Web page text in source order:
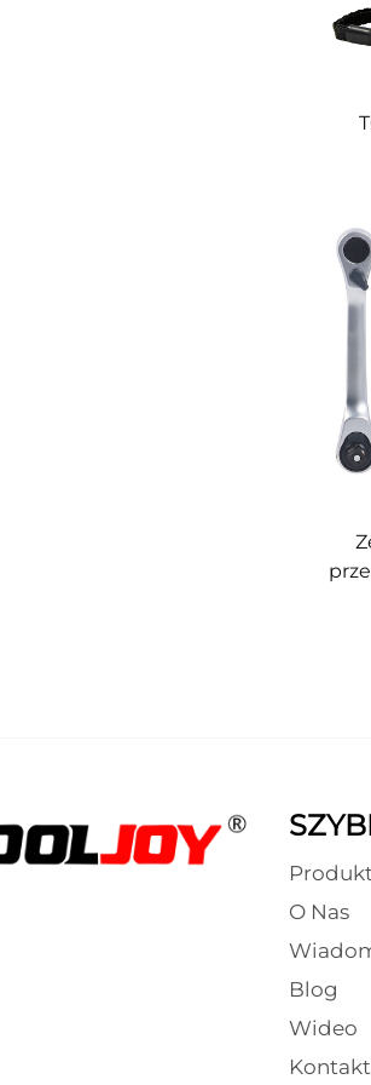
O Nas
Blog
Wideo
Kontakt